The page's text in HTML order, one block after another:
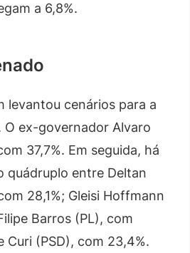
a 6,8%.
levantou cenários para a
O ex-governador Alvaro
37,7%. Em seguida, há
quádruplo entre Deltan
28,1%; Gleisi Hoffmann
Barros (PL), com
Curi (PSD), com 23,4%.